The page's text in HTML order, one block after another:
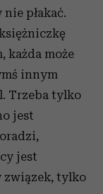
płakać.
każda może
innym
Trzeba tylko
jest
jest
związek, tylko